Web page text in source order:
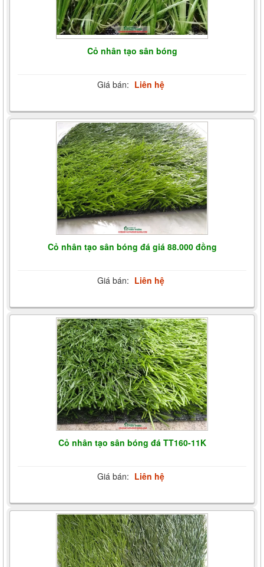
Cỏ nhân tạo sân bóng
Giá bán: Liên hệ
Cỏ nhân tạo sân bóng đá giá 88.000 đồng
Giá bán: Liên hệ
Cỏ nhân tạo sân bóng đá TT160-11K
Giá bán: Liên hệ